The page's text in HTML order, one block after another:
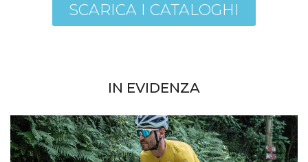
SCARICA I CATALOGHI
IN EVIDENZA